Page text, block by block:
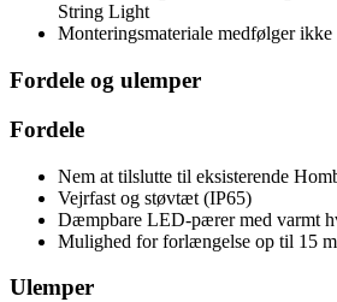
String Light
Monteringsmateriale medfølger ikke
Fordele og ulemper
Fordele
Nem at tilslutte til eksisterende
Vejrfast og støvtæt (IP65)
Dæmpbare LED-pærer med varmt
Mulighed for forlængelse op til 15
Ulemper